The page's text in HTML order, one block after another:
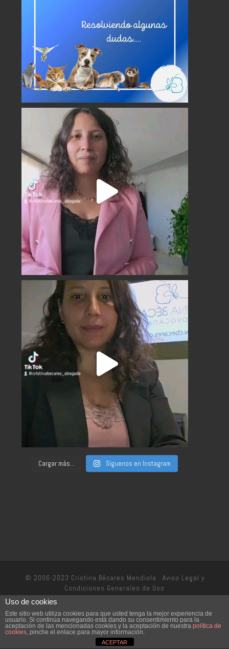
Cargar más... Síguenos en Instagram
© 2006-2023 Cristina Bécares Mendiola · Aviso Legal y
Condiciones Generales de Uso
Uso de cookies
Este sitio web utiliza cookies para que usted tenga la mejor experiencia de
usuario. Si continúa navegando está dando su consentimiento para la
aceptación de las mencionadas cookies y la aceptación de nuestra política de
cookies, pinche el enlace para mayor información.
ACEPTAR